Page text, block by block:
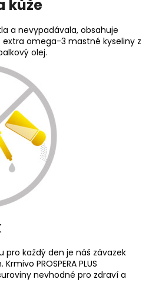
kůže
a nevypadávala, obsahuje
extra omega-3 mastné kyseliny z
olej.
pro každý den je náš závazek
PROSPERA PLUS
nevhodné pro zdraví a